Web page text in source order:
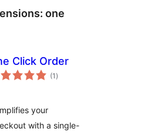
one
Click Order
(1 puntuacions
totals
)
your
with a single-